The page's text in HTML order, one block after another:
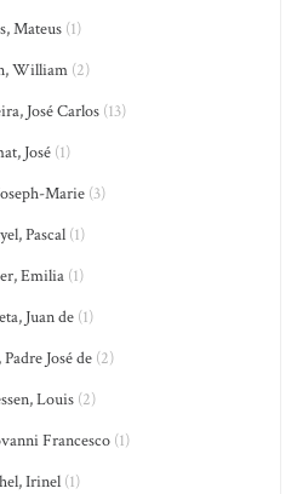
Mateus (1)
William(2)
José Carlos (13)
José (1)
Marie (3)
Pascal(1)
Emilia (1)
Juan de(1)
José de(2)
Louis (2)
Francesco(1)
Irinel(1)